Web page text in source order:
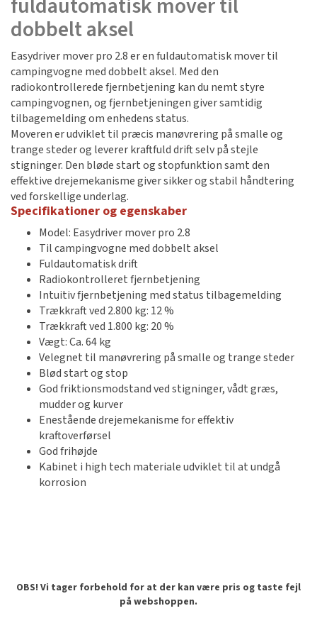
dobbelt aksel
Easydriver mover pro 2.8 er en fuldautomatisk mover til
campingvogne med dobbelt aksel. Med den
radiokontrollerede fjernbetjening kan du nemt styre
campingvognen, og fjernbetjeningen giver samtidig
tilbagemelding om enhedens status.
Moveren er udviklet til præcis manøvrering på smalle og
trange steder og leverer kraftfuld drift selv på stejle
stigninger. Den bløde start og stopfunktion samt den
effektive drejemekanisme giver sikker og stabil håndtering
ved forskellige underlag.
Specifikationer og egenskaber
Model: Easydriver mover pro 2.8
Til campingvogne med dobbelt aksel
Fuldautomatisk drift
Radiokontrolleret fjernbetjening
Intuitiv fjernbetjening med status tilbagemelding
Trækkraft ved 2.800 kg: 12 %
Trækkraft ved 1.800 kg: 20 %
Vægt: Ca. 64 kg
Velegnet til manøvrering på smalle og trange steder
Blød start og stop
God friktionsmodstand ved stigninger, vådt græs,
mudder og kurver
Enestående drejemekanisme for effektiv
kraftoverførsel
God frihøjde
Kabinet i high tech materiale udviklet til at undgå
korrosion
OBS! Vi tager forbehold for at der kan være pris og taste fejl
på webshoppen.